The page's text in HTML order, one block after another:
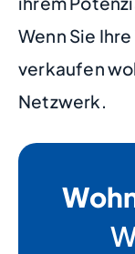
Wenn Sie
verkaufen
Netzwerk.